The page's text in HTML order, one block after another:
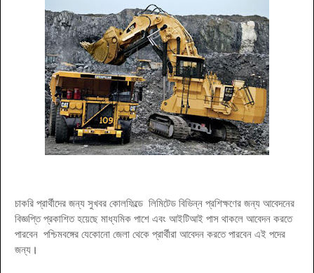
চাকরি প্রার্থীদের জন্য সুখবর কোলফিল্ডে লিমিটেড বিভিন্ন প্রশিক্ষণের জন্য আবেদনের
বিজ্ঞপ্তি প্রকাশিত হয়েছে মাধ্যমিক পাশে এবং আইটিআই পাস থাকলে আবেদন করতে
পারবেন পশ্চিমবঙ্গের যেকোনো জেলা থেকে প্রার্থীরা আবেদন করতে পারবেন এই পদের
জন্য ।